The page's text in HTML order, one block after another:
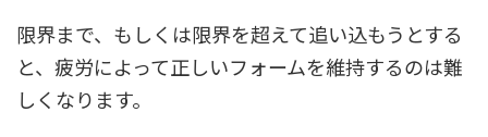
限界まで、もしくは限界を超えて追い込もうとする
と、疲労によって正しいフォームを維持するのは難
しくなります。